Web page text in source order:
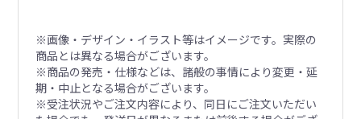
※画像・デザイン・イラスト等はイメージです。実際の
商品とは異なる場合がございます。
※商品の発売・仕様などは、諸般の事情により変更・延
期・中止となる場合がございます。
※受注状況やご注文内容により、同日にご注文いただい